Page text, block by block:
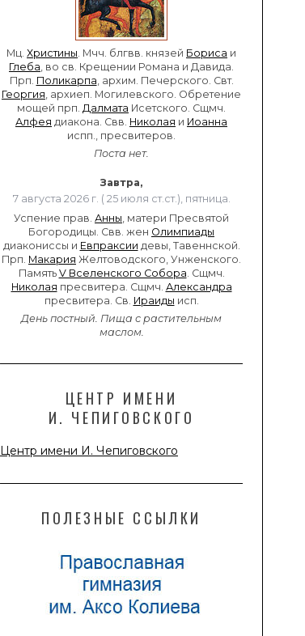
Мц. Христины . Мчч. блгвв. князей Бориса и
Глеба , во св. Крещении Романа и Давида.
Прп. Поликарпа , архим. Печерского. Свт.
Георгия , архиеп. Могилевского. Обретение
мощей прп. Далмата Исетского. Сщмч.
Алфея диакона. Свв. Николая и Иоанна
испп., пресвитеров.
Поста нет.
Завтра,
7 августа 2026 г. ( 25 июля ст.ст.), пятница.
Успение прав. Анны , матери Пресвятой
Богородицы. Свв. жен Олимпиады
диакониссы и Евпраксии девы, Тавеннской.
Прп. Макария Желтоводского, Унженского.
Память V Вселенского Собора . Сщмч.
Николая пресвитера. Сщмч. Александра
пресвитера. Св. Ираиды исп.
День постный. Пища с растительным
маслом.
ЦЕНТР ИМЕНИ
И. ЧЕПИГОВСКОГО
Центр имени И. Чепиговского
ПОЛЕЗНЫЕ ССЫЛКИ